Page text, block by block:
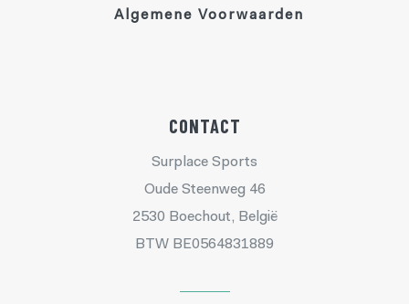
Algemene Voorwaarden
CONTACT
Surplace Sports
Oude Steenweg 46
2530 Boechout, België
BTW BE0564831889